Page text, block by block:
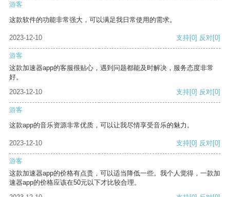
游客
这款软件的功能非常强大，可以满足我日常使用的需求。
2023-12-10 支持[0] 反对[0]
游客
这款加速器app的客服很贴心，遇到问题都能及时解决，服务态度非常
好。
2023-12-10
支持[0] 反对[0]
游客
这款app的音乐资源非常优质，可以让我尽情享受音乐的魅力。
2023-12-10 支持[0] 反对[0]
游客
这款加速器app的价格有点贵，可以适当降低一些。我个人觉得，一款加
速器app的价格应该在50元以下才比较合理。